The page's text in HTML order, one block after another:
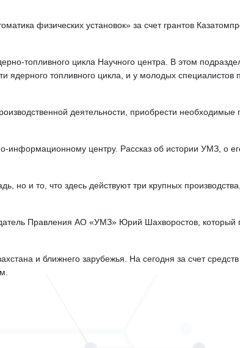
физических установок» за счет грантов
топливного цикла Научного центра. В этом
ядерного топливного цикла, и у молодых специалистов
деятельности, приобрести необходимые
информационному центру. Рассказ об истории УМЗ, о
но и то, что здесь действуют три крупных
Правления АО «УМЗ» Юрий Шахворостов, который
и ближнего зарубежья. На сегодня за счет